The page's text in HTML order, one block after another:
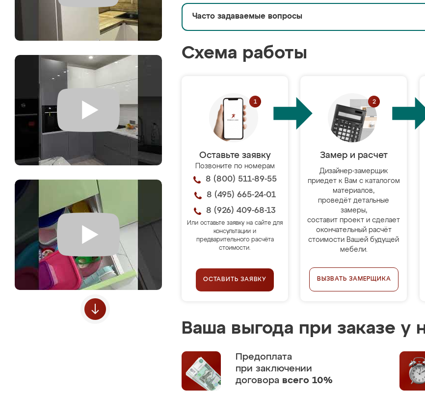
Часто задаваемые вопросы
Схема работы
Оставьте заявку
Позвоните по номерам
8 (800) 511-89-55
8 (495) 665-24-01
8 (926) 409-68-13
Или оставьте заявку на сайте для
консультации и
предварительного расчёта
стоимости.
ОСТАВИТЬ ЗАЯВКУ
Замер и расчет
Дизайнер-замерщик
приедет к Вам с каталогом
материалов,
проведёт детальные
замеры,
составит проект и сделает
окончательный расчёт
стоимости Вашей будущей
мебели.
ВЫЗВАТЬ ЗАМЕРЩИКА
Ваша выгода при заказе у
Предоплата
при заключении
договора всего 10%